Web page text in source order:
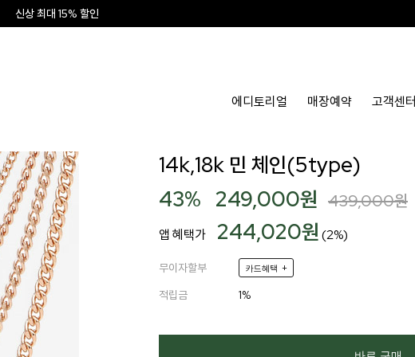
신상 최대 15% 할인
에디토리얼 매장예약 고객센터
14k,18k 민 체인(5type)
43% 249,000원 439,000원
앱 혜택가 244,020원(2%)
무이자할부 카드혜택 +
적립금 1%